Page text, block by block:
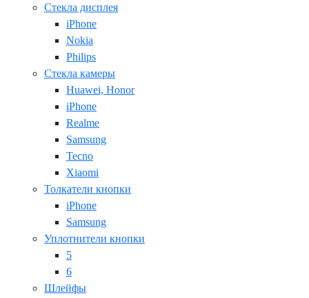
Стекла дисплея
iPhone
Nokia
Philips
Стекла камеры
Huawei, Honor
iPhone
Realme
Samsung
Tecno
Xiaomi
Толкатели кнопки
iPhone
Samsung
Уплотнители кнопки
5
6
Шлейфы